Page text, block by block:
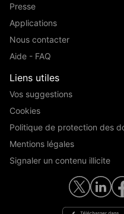
Presse
Applications
Nous contacter
Aide - FAQ
Liens utiles
Vos suggestions
Cookies
Politique de protection des
Mentions légales
Signaler un contenu illicite